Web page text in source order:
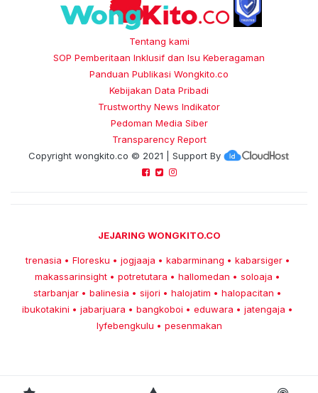
Tentang kami
SOP Pemberitaan Inklusif dan Isu Keberagaman
Panduan Publikasi Wongkito.co
Kebijakan Data Pribadi
Trustworthy News Indikator
Pedoman Media Siber
Transparency Report
Copyright wongkito.co © 2021 | Support By
JEJARING WONGKITO.CO
trenasia • Floresku • jogjaaja • kabarminang • kabarsiger •
makassarinsight • potretutara • hallomedan • soloaja •
starbanjar • balinesia • sijori • halojatim • halopacitan •
ibukotakini • jabarjuara • bangkoboi • eduwara • jatengaja •
lyfebengkulu • pesenmakan